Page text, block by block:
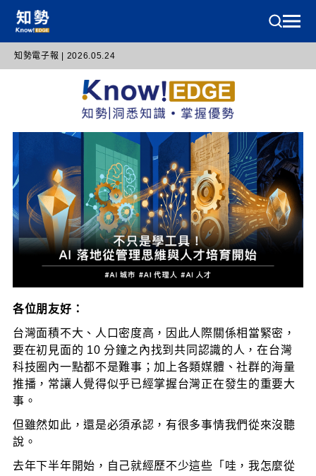
知勢電子報 | 2026.05.24
各位朋友好：
台灣面積不大、人口密度高，因此人際關係相當緊密，
要在初見面的 10 分鐘之內找到共同認識的人，在台灣
科技圈內一點都不是難事；加上各類媒體、社群的海量
推播，常讓人覺得似乎已經掌握台灣正在發生的重要大
事。
但雖然如此，還是必須承認，有很多事情我們從來沒聽
說。
去年下半年開始，自己就經歷不少這些「哇，我怎麼從